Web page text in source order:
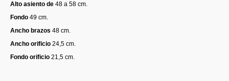
Alto asiento de 48 a 58 cm.
Fondo 49 cm.
Ancho brazos 48 cm.
Ancho orificio 24,5 cm.
Fondo orificio 21,5 cm.